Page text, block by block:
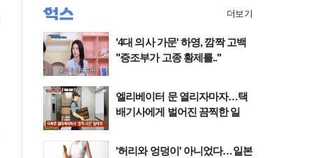
'4대 의사 가문' 하영, 깜짝 고백
"증조부가 고종 황제를.."
엘리베이터 문 열리자마자…택
배기사에게 벌어진 끔찍한 일
'허리와 엉덩이' 아니었다…일본
더보기